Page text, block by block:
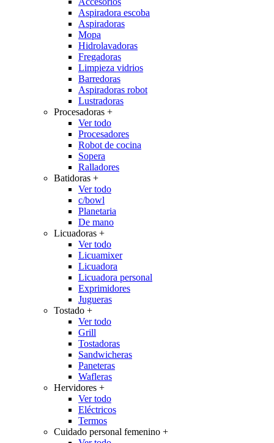
Aspiradora escoba
Aspiradoras
Mopa
Hidrolavadoras
Fregadoras
Limpieza vidrios
Barredoras
Aspiradoras robot
Lustradoras
Procesadoras +
Ver todo
Procesadores
Robot de cocina
Sopera
Ralladores
Batidoras +
Ver todo
c/bowl
Planetaria
De mano
Licuadoras +
Ver todo
Licuamixer
Licuadora
Licuadora personal
Exprimidores
Jugueras
Tostado +
Ver todo
Grill
Tostadoras
Sandwicheras
Paneteras
Wafleras
Hervidores +
Ver todo
Eléctricos
Termos
Cuidado personal femenino +